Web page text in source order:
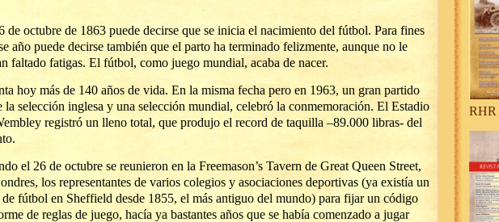
de octubre de 1863 puede decirse que se inicia el nacimiento del fútbol. Para fines
año puede decirse también que el parto ha terminado felizmente, aunque no le
faltado fatigas. El fútbol, como juego mundial, acaba de nacer.
hoy más de 140 años de vida. En la misma fecha pero en 1963, un gran partido
la selección inglesa y una selección mundial, celebró la conmemoración. El Estadio
registró un lleno total, que produjo el record de taquilla –89.000 libras- del
el 26 de octubre se reunieron en la Freemason’s Tavern de Great Queen Street,
los representantes de varios colegios y asociaciones deportivas (ya existía un
fútbol en Sheffield desde 1855, el más antiguo del mundo) para fijar un código
de reglas de juego, hacía ya bastantes años que se había comenzado a jugar
RHR